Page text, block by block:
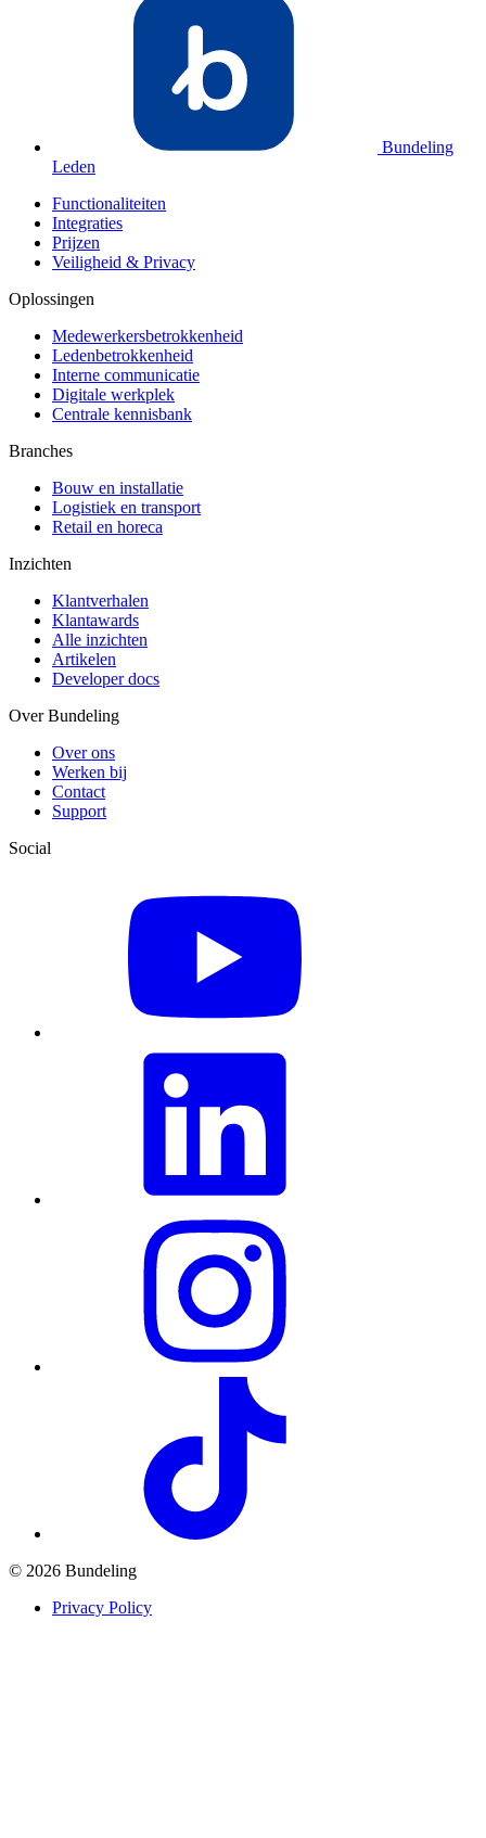
Bundeling
Leden
Functionaliteiten
Integraties
Prijzen
Veiligheid & Privacy
Oplossingen
Medewerkersbetrokkenheid
Ledenbetrokkenheid
Interne communicatie
Digitale werkplek
Centrale kennisbank
Branches
Bouw en installatie
Logistiek en transport
Retail en horeca
Inzichten
Klantverhalen
Klantawards
Alle inzichten
Artikelen
Developer docs
Over Bundeling
Over ons
Werken bij
Contact
Support
Social
© 2026 Bundeling
Privacy Policy